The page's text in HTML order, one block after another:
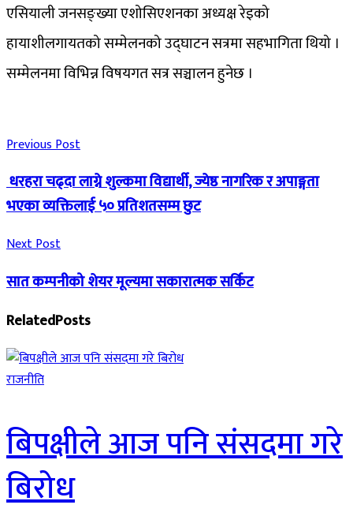
एसियाली जनसङ्ख्या एशोसिएशनका अध्यक्ष रेइको
हायाशीलगायतको सम्मेलनको उद्घाटन सत्रमा सहभागिता थियो ।
सम्मेलनमा विभिन्न विषयगत सत्र सञ्चालन हुनेछ ।
Previous Post
धरहरा चढ्दा लाग्ने शुल्कमा विद्यार्थी, ज्येष्ठ नागरिक र अपाङ्गता
भएका व्यक्तिलाई ५० प्रतिशतसम्म छुट
Next Post
सात कम्पनीको शेयर मूल्यमा सकारात्मक सर्किट
RelatedPosts
राजनीति
बिपक्षीले आज पनि संसदमा गरे
बिरोध